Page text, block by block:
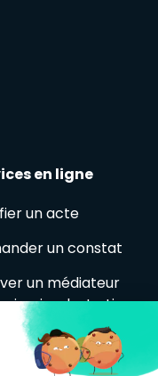
en ligne
un acte
un constat
un médiateur
de Justice
avocat